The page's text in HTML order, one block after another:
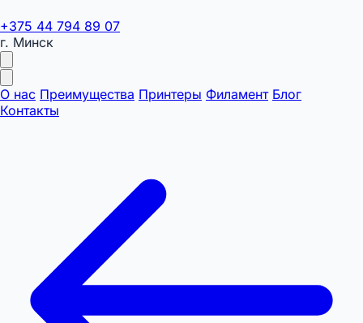
+375 44 794 89 07
г. Минск
О нас Преимущества Принтеры Филамент Блог
Контакты